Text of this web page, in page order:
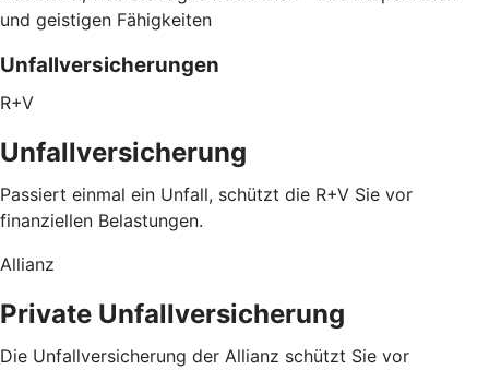
und geistigen Fähigkeiten
Unfallversicherungen
R+V
Unfallversicherung
Passiert einmal ein Unfall, schützt die R+V Sie vor
finanziellen Belastungen.
Allianz
Private Unfallversicherung
Die Unfallversicherung der Allianz schützt Sie vor